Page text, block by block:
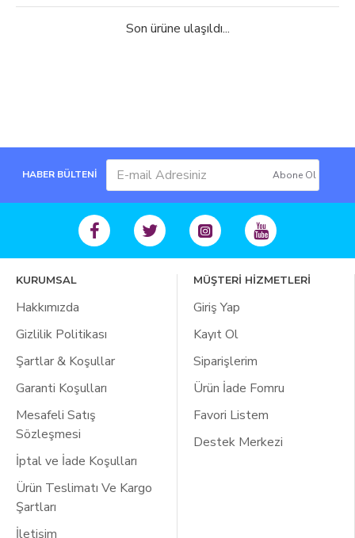
Son ürüne ulaşıldı...
HABER BÜLTENİ Abone Ol
KURUMSAL
Hakkımızda
Gizlilik Politikası
Şartlar & Koşullar
Garanti Koşulları
Mesafeli Satış
Sözleşmesi
İptal ve İade Koşulları
Ürün Teslimatı Ve Kargo
Şartları
İletişim
MÜŞTERİ HİZMETLERİ
Giriş Yap
Kayıt Ol
Siparişlerim
Ürün İade Fomru
Favori Listem
Destek Merkezi